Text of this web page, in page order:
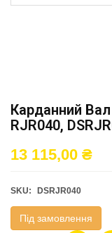
Карданний
RJR040,
13 115,00 ₴
SKU: DSRJR040
Під замовлення